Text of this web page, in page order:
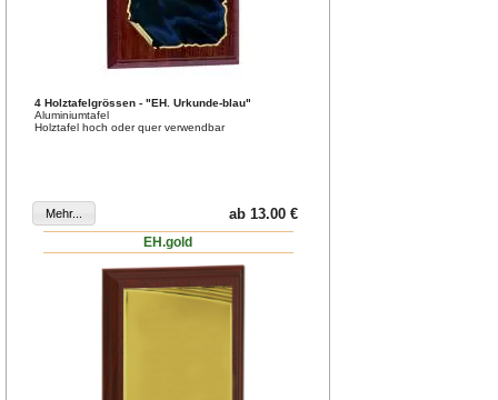
4 Holztafelgrössen - "EH. Urkunde-blau"
Aluminiumtafel
Holztafel hoch oder quer verwendbar
ab 13.00 €
EH.gold